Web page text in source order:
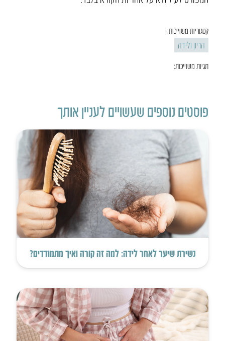
קטגוריות משוייכות:
הריון ולידה
תגיות משוייכות:
פוסטים נוספים שעשויים לעניין אותך
נשירת שיער לאחר לידה: למה זה קורה ואיך מתמודדים?